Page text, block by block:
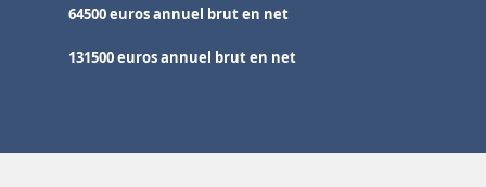
64500 euros annuel brut en net
131500 euros annuel brut en net